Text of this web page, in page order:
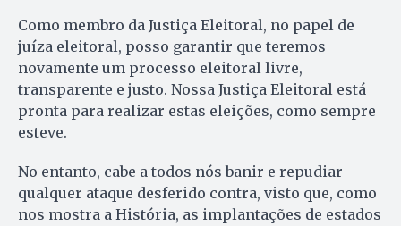
Como membro da Justiça Eleitoral, no papel de
juíza eleitoral, posso garantir que teremos
novamente um processo eleitoral livre,
transparente e justo. Nossa Justiça Eleitoral está
pronta para realizar estas eleições, como sempre
esteve.
No entanto, cabe a todos nós banir e repudiar
qualquer ataque desferido contra, visto que, como
nos mostra a História, as implantações de estados